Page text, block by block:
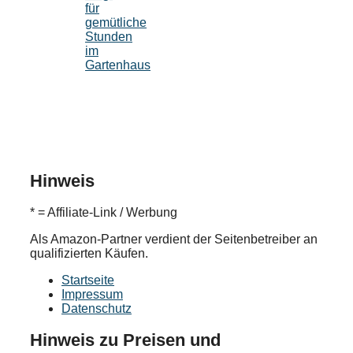
für
gemütliche
Stunden
im
Gartenhaus
Hinweis
* = Affiliate-Link / Werbung
Als Amazon-Partner verdient der Seitenbetreiber an
qualifizierten Käufen.
Startseite
Impressum
Datenschutz
Hinweis zu Preisen und